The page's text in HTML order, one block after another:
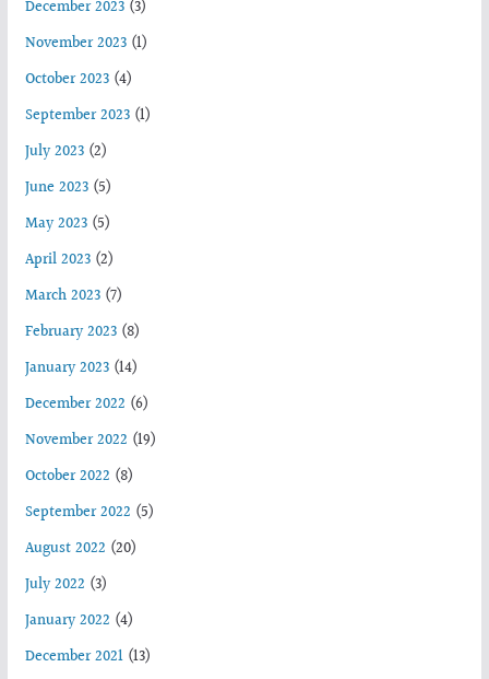
December 2023(3)
November 2023(1)
October 2023(4)
September 2023(1)
July 2023(2)
June 2023(5)
May 2023(5)
April 2023(2)
March 2023(7)
February 2023(8)
January 2023(14)
December 2022 (6)
November 2022 (19)
October 2022 (8)
September 2022 (5)
August 2022 (20)
July 2022 (3)
January 2022 (4)
December 2021(13)